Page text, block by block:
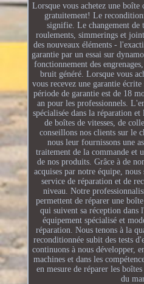
Lorsque vous achetez une
gratuitement! Le
signifie. Le changement de
roulements, simmerings et
des nouveaux éléments -
garantie par un essai sur
fonctionnement des
bruit généré. Lorsque vous
vous recevez une garantie
période de garantie est de 18
an pour les professionnels.
spécialisée dans la réparation
de boîtes de vitesses, de
conseillons nos clients sur le
nous leur fournissons une
traitement de la commande et
de nos produits. Grâce à de
acquises par notre équipe,
service de réparation et de
niveau. Notre
permettent de réparer une
qui suivent sa réception dans
équipement spécialisé et
réparation. Nous tenons à la
reconditionnée subit des tests
continuons à nous développer,
machines et dans les
en mesure de réparer les
du